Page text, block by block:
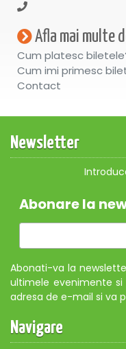
Afla mai multe
Cum platesc
Cum imi primesc
Contact
Newsletter
Abonare la
Abonati-va la
ultimele evenimente
adresa de e-mail si va
Navigare